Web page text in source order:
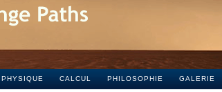
PHYSIQUE CALCUL PHILOSOPHIE GALERIE